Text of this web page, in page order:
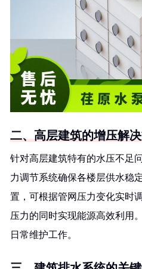
二、高层建筑的增压解
针对高层建筑特有的水压不足
力调节系统确保各楼层供水稳
置，可根据管网压力变化实时
压力的同时实现能源高效利用
日常维护工作。